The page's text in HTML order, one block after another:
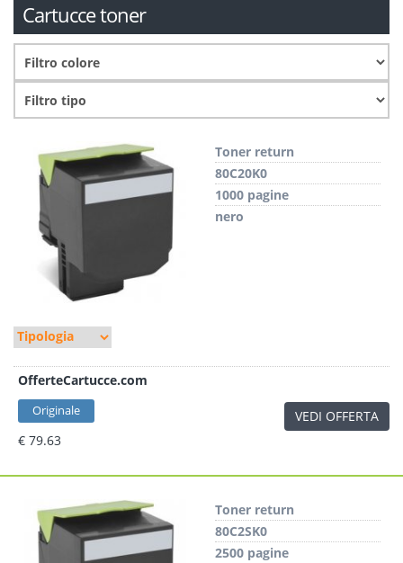
Cartucce toner
Toner return
80C20K0
1000 pagine
nero
OfferteCartucce.com
Originale
€ 79.63
VEDI OFFERTA
Toner return
80C2SK0
2500 pagine